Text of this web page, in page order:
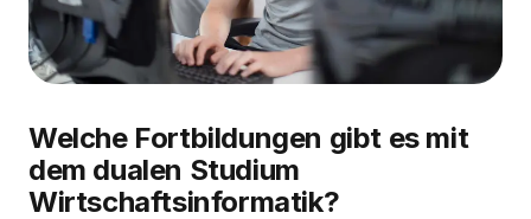
Welche Fortbildungen gibt es mit
dem dualen Studium
Wirtschaftsinformatik?